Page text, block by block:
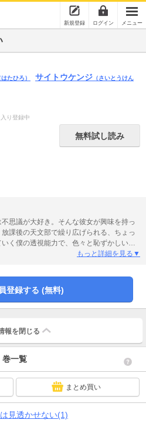
新規登録 ログイン メニュー
はたひろ） サイトウケンジ （さいとうけん
り登録中
無料試し読み
思議が大好き。そんな彼女が興味を持っ
課後の天文部で繰り広げられる、ちょっ
く僕の透視能力で、色々と恥ずかしいも
ぎる学生生活、いいのでしょうか!?
もっと詳細を見る▼
登録する (無料)
報を 閉じる
巻一覧
まとめ買い
見透かせない(1)